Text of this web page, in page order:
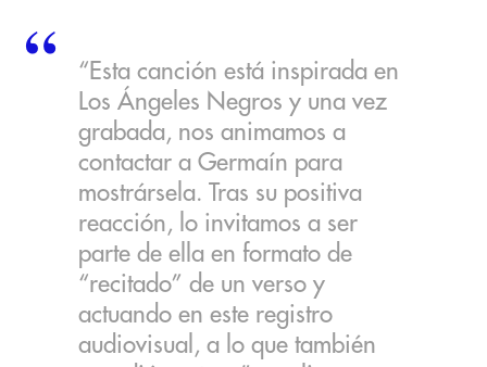
“Esta canción está inspirada en
Los Ángeles Negros y una vez
grabada, nos animamos a
contactar a Germaín para
mostrársela. Tras su positiva
reacción, lo invitamos a ser
parte de ella en formato de
“recitado” de un verso y
actuando en este registro
audiovisual, a lo que también